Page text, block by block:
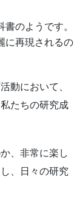
のようです。
に再現されるの
動において、
たちの研究成
、非常に楽し
、日々の研究